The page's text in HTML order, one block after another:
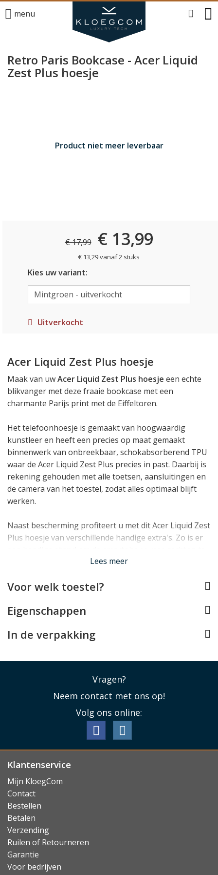
menu
Retro Paris Bookcase - Acer Liquid
Zest Plus hoesje
Product niet meer leverbaar
€ 17,99 € 13,99
€ 13,29 vanaf 2 stuks
Kies uw variant:
Uitverkocht
Acer Liquid Zest Plus hoesje
Maak van uwAcer Liquid Zest Plus hoesje een echte
blikvanger met deze fraaie bookcase met een
charmante Parijs print met de Eiffeltoren.
Het telefoonhoesje is gemaakt van hoogwaardig
kunstleer en heeft een precies op maat gemaakt
binnenwerk van onbreekbaar, schokabsorberend TPU
waar de Acer Liquid Zest Plus precies in past. Daarbij is
rekening gehouden met alle toetsen, aansluitingen en
de camera van het toestel, zodat alles optimaal blijft
werken.
Naast bescherming profiteert u met dit Acer Liquid Zest
Plus hoesje van verschillende handige extra's. Zo is er
zetten en biedt het telefoonhoesje
worden.
Lees meer
Voor welk toestel?
Eigenschappen
In de verpakking
Vragen?
Neem contact met ons op!
Volg ons online:
Klantenservice
Mijn KloegCom
Contact
Bestellen
Betalen
Verzending
Ruilen of Retourneren
Garantie
Voor bedrijven